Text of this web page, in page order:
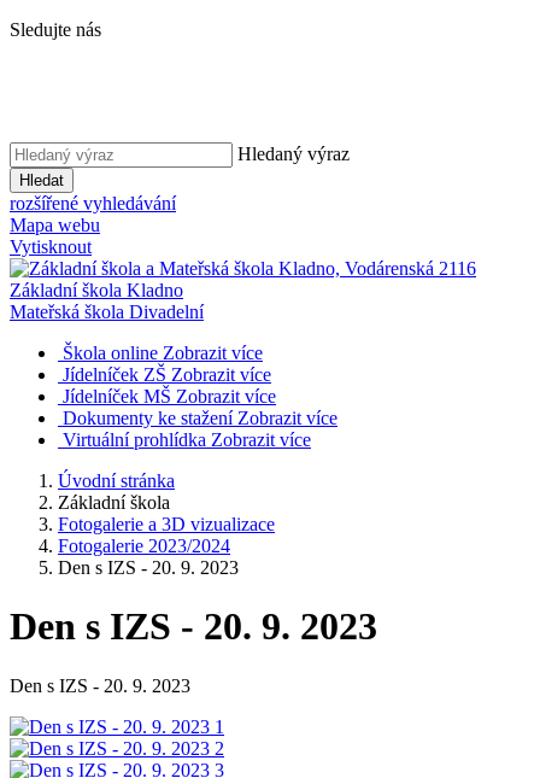
Sledujte nás
Hledaný výraz
Hledat
rozšířené vyhledávání
Mapa webu
Vytisknout
Základní škola Kladno
Mateřská škola Divadelní
Škola online Zobrazit více
Jídelníček ZŠ Zobrazit více
Jídelníček MŠ Zobrazit více
Dokumenty ke stažení Zobrazit více
Virtuální prohlídka Zobrazit více
Úvodní stránka
Základní škola
Fotogalerie a 3D vizualizace
Fotogalerie 2023/2024
Den s IZS - 20. 9. 2023
Den s IZS - 20. 9. 2023
Den s IZS - 20. 9. 2023